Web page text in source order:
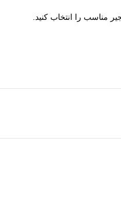
مناسب را انتخاب کنید.